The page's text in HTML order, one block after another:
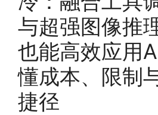
与超强图像推
也能高效应用
懂成本、限制
捷径